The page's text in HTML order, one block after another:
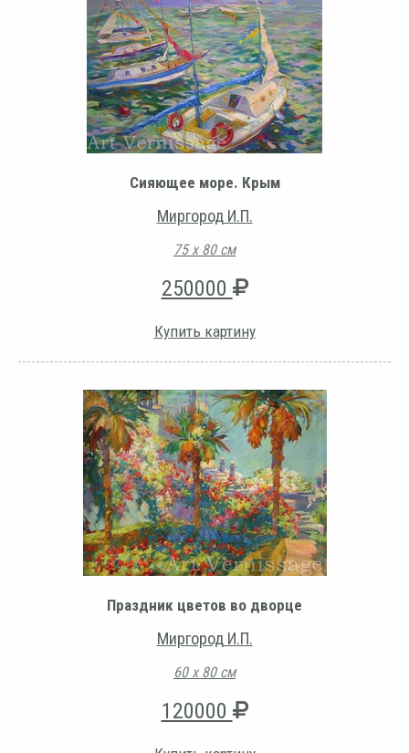
Сияющее море. Крым
Миргород И.П.
75 х 80 см
250000
Купить картину
Праздник цветов во дворце
Миргород И.П.
60 х 80 см
120000